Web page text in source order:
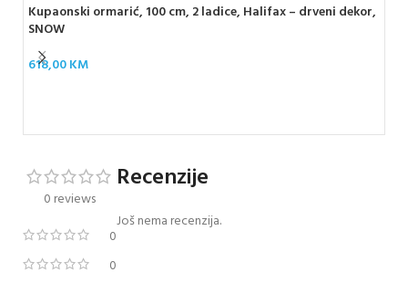
Kupaonski ormarić, 100 cm, 2 ladice, Halifax – drveni dekor,
SNOW
618,00KM
0 reviews
0
0
Recenzije
Još nema recenzija.